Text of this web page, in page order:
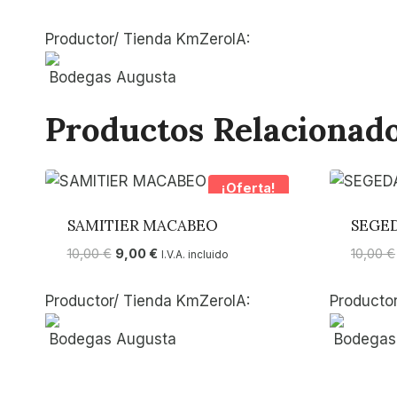
original
era:
11,00 €.
actual
10,00 €.
Productor/ Tienda KmZeroIA:
Bodegas Augusta
Productos
¡Oferta!
SAMITIER MACABEO
10,00€ El
original
10,00 €.
9,00€El
actual
9,00 €.
I.V.A. incluido
Productor/ Tienda KmZeroIA:
Bodegas Augusta
10,00€